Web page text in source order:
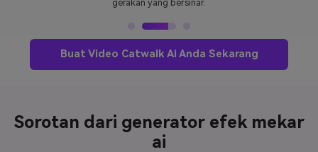
Buat Video Catwalk Ai Anda Sekarang
ai